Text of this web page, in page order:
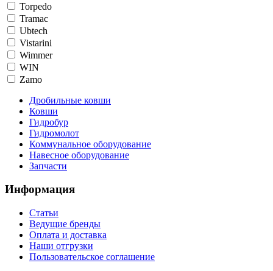
Torpedo
Tramac
Ubtech
Vistarini
Wimmer
WIN
Zamo
Дробильные ковши
Ковши
Гидробур
Гидромолот
Коммунальное оборудование
Навесное оборудование
Запчасти
Информация
Статьи
Ведущие бренды
Оплата и доставка
Наши отгрузки
Пользовательское соглашение